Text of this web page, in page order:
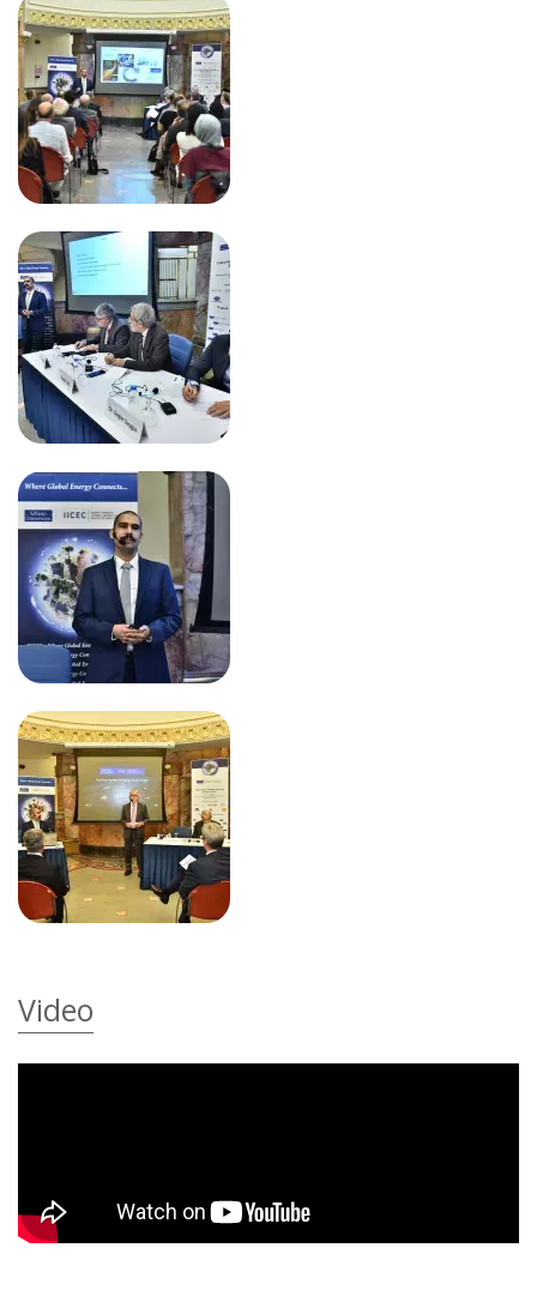
Video